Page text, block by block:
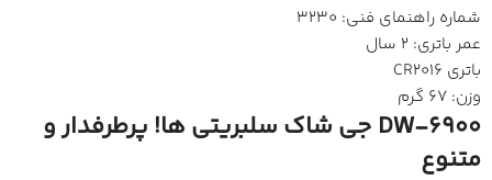
شماره راهنمای فنی: 3230
عمر باتری: 2 سال
باتری CR2016
وزن: 67 گرم
DW-6900 جی شاک سلبریتی ها! پرطرفدار و
متنوع